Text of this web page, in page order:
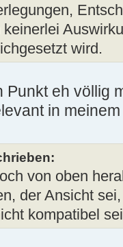
wird.
Punkt eh völlig
in
von oben
der Ansicht
kompatibel